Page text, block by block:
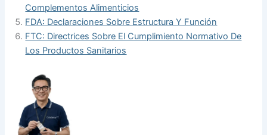
Complementos Alimenticios
FDA: Declaraciones Sobre Estructura Y Función
FTC: Directrices Sobre El Cumplimiento Normativo De
Los Productos Sanitarios